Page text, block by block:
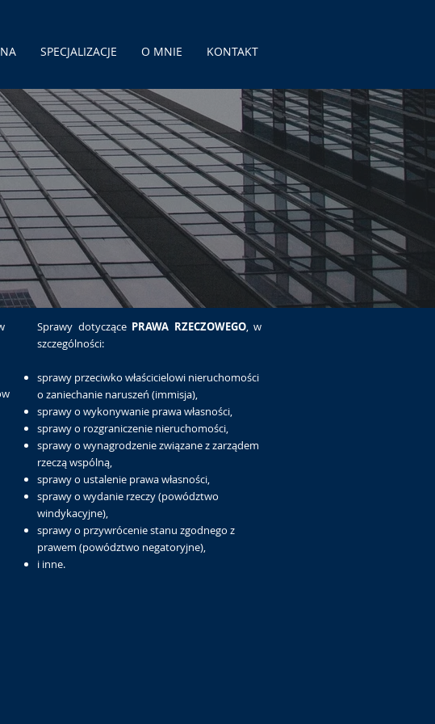
SPECJALIZACJE O MNIE KONTAKT
Sprawy dotyczące PRAWA RZECZOWEGO, w
szczególności:
sprawy przeciwko właścicielowi nieruchomości
o zaniechanie naruszeń (immisja),
sprawy o wykonywanie prawa własności,
sprawy o rozgraniczenie nieruchomości,
sprawy o wynagrodzenie związane z zarządem
rzeczą wspólną,
sprawy o ustalenie prawa własności,
sprawy o wydanie rzeczy (powództwo
windykacyjne),
sprawy o przywrócenie stanu zgodnego z
prawem (powództwo negatoryjne),
i inne.